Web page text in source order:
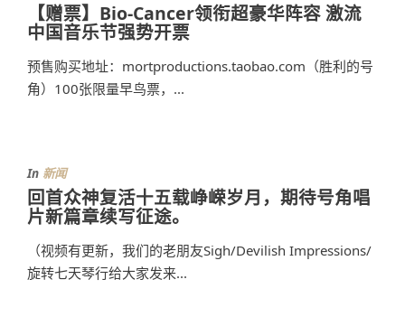
【赠票】Bio-Cancer领衔超豪华阵容 激流
中国音乐节强势开票
预售购买地址：mortproductions.taobao.com（胜利的号
角）100张限量早鸟票，...
In 新闻
回首众神复活十五载峥嵘岁月，期待号角唱
片新篇章续写征途。
（视频有更新，我们的老朋友Sigh/Devilish Impressions/
旋转七天琴行给大家发来...